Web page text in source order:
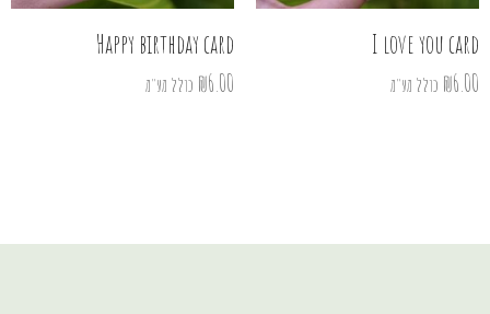
I love you card
₪6.00 כולל מע"מ
Happy birthday card
₪6.00 כולל מע"מ